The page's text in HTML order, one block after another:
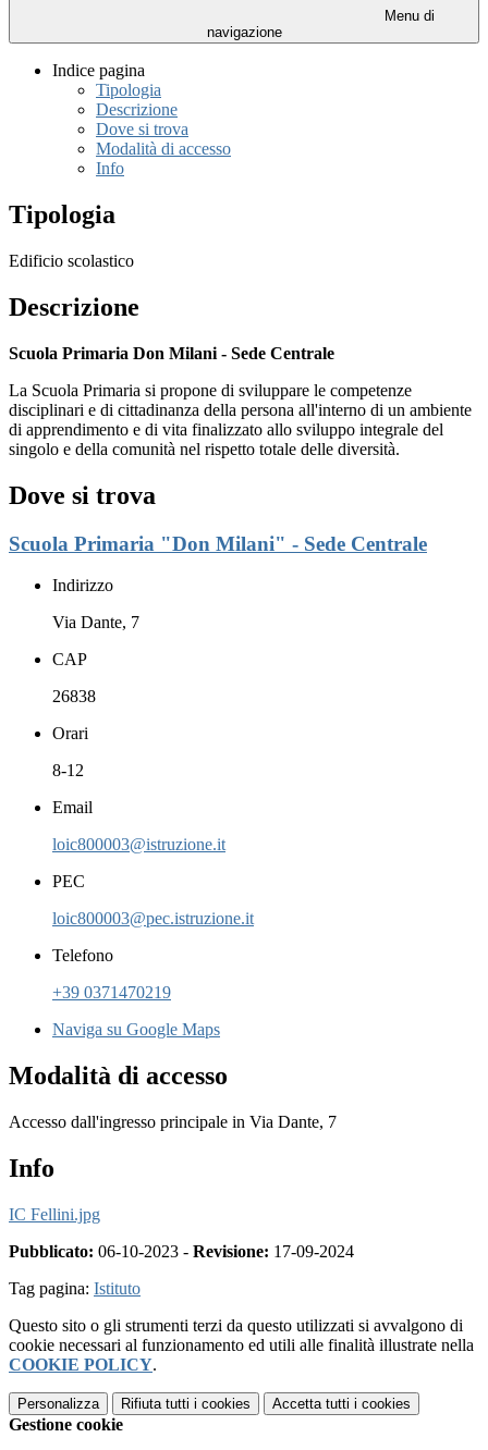
Menu di
navigazione
Indice pagina
Tipologia
Descrizione
Dove si trova
Modalità di accesso
Info
Tipologia
Edificio scolastico
Descrizione
Scuola Primaria Don Milani - Sede Centrale
La Scuola Primaria si propone di sviluppare le competenze
disciplinari e di cittadinanza della persona all'interno di un ambiente
di apprendimento e di vita finalizzato allo sviluppo integrale del
singolo e della comunità nel rispetto totale delle diversità.
Dove si trova
Scuola Primaria "Don Milani" - Sede Centrale
Indirizzo
Via Dante, 7
CAP
26838
Orari
8-12
Email
loic800003@istruzione.it
PEC
loic800003@pec.istruzione.it
Telefono
+39 0371470219
Naviga su Google Maps
Modalità di accesso
Accesso dall'ingresso principale in Via Dante, 7
Info
IC Fellini.jpg
Pubblicato: 06-10-2023 - Revisione: 17-09-2024
Tag pagina: Istituto
Questo sito o gli strumenti terzi da questo utilizzati si avvalgono di
cookie necessari al funzionamento ed utili alle finalità illustrate nella
COOKIE POLICY.
Personalizza Rifiuta tutti i cookies Accetta tutti i cookies
Gestione cookie